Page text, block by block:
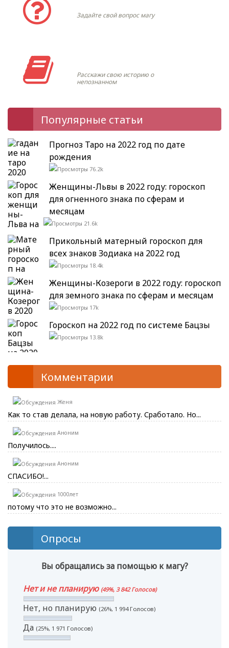
Задайте свой вопрос магу
Расскажи свою историю о
непознанном
Популярные статьи
Прогноз Таро на 2022 год по дате
рождения
76.2k
Женщины-Львы в 2022 году: гороскоп
для огненного знака по сферам и
месяцам
21.6k
Прикольный матерный гороскоп для
всех знаков Зодиака на 2022 год
18.4k
Женщины-Козероги в 2022 году: гороскоп
для земного знака по сферам и месяцам
17k
Гороскоп на 2022 год по системе Бацзы
13.8k
Комментарии
Женя
Как то став делала, на новую работу. Сработало. Но...
Аноним
Получилось....
Аноним
СПАСИБО!...
1000лет
потому что это не возможно...
Опросы
Вы обращались за помощью к магу?
Нет и не планирую (49%, 3 842 Голосов)
Нет, но планирую (26%, 1 994 Голосов)
Да (25%, 1 971 Голосов)